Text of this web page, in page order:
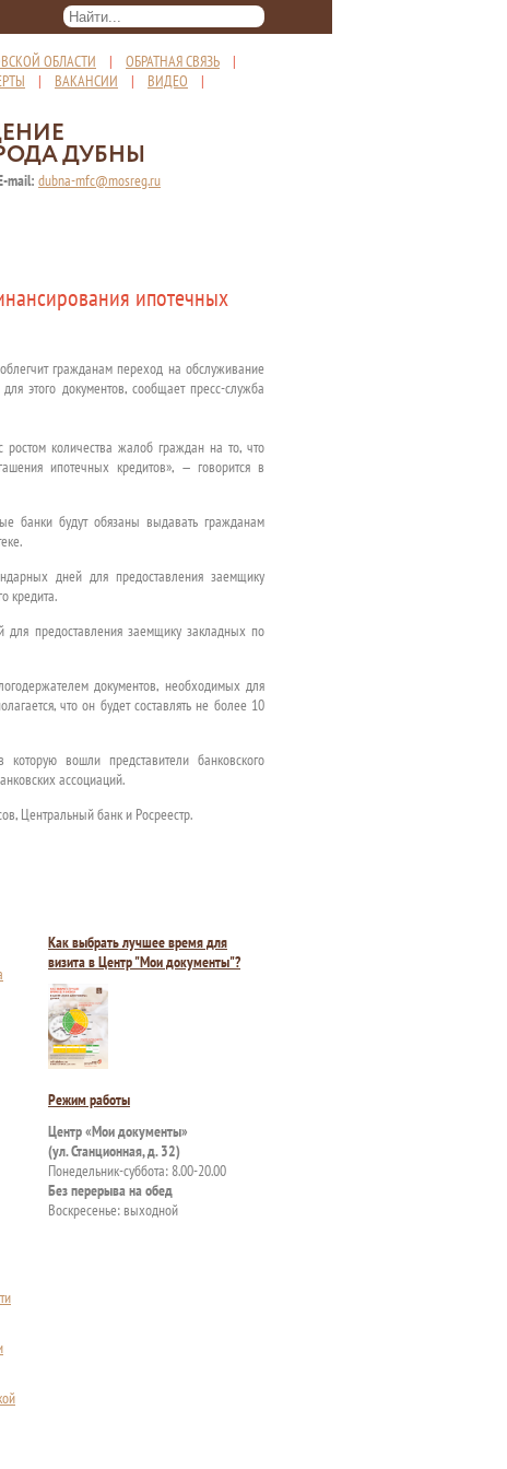
ОБЛАСТИ | ОБРАТНАЯ СВЯЗЬ |
| ВАКАНСИИ | ВИДЕО |
ДУБНЫ
mail: dubna-mfc@mosreg.ru
ипотечных
гражданам переход на обслуживание
этого документов, сообщает пресс-служба
ростом количества жалоб граждан на то, что
ипотечных кредитов», — говорится в
банки будут обязаны выдавать гражданам
дней для предоставления заемщику
кредита.
для предоставления заемщику закладных по
документов, необходимых для
что он будет составлять не более 10
вошли представители банковского
ассоциаций.
Центральный банк и Росреестр.
Как выбрать лучшее время для
визита в Центр "Мои документы"?
Режим работы
Центр «Мои документы»
(ул. Станционная, д. 32)
Понедельник-суббота: 8.00-20.00
Без перерыва на обед
Воскресенье: выходной